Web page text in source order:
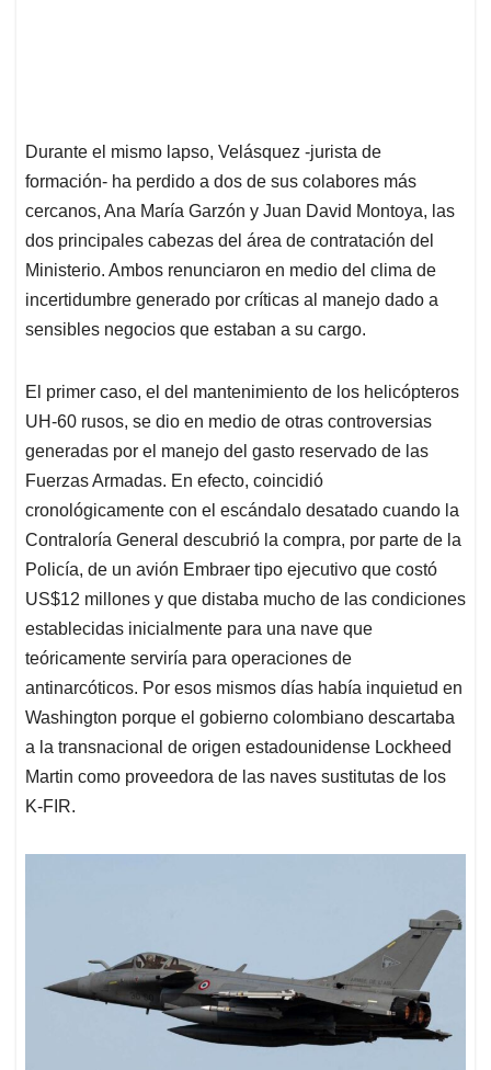
Durante el mismo lapso, Velásquez -jurista de
formación- ha perdido a dos de sus colabores más
cercanos, Ana María Garzón y Juan David Montoya, las
dos principales cabezas del área de contratación del
Ministerio. Ambos renunciaron en medio del clima de
incertidumbre generado por críticas al manejo dado a
sensibles negocios que estaban a su cargo.
El primer caso, el del mantenimiento de los helicópteros
UH-60 rusos, se dio en medio de otras controversias
generadas por el manejo del gasto reservado de las
Fuerzas Armadas. En efecto, coincidió
cronológicamente con el escándalo desatado cuando la
Contraloría General descubrió la compra, por parte de la
Policía, de un avión Embraer tipo ejecutivo que costó
US$12 millones y que distaba mucho de las condiciones
establecidas inicialmente para una nave que
teóricamente serviría para operaciones de
antinarcóticos. Por esos mismos días había inquietud en
Washington porque el gobierno colombiano descartaba
a la transnacional de origen estadounidense Lockheed
Martin como proveedora de las naves sustitutas de los
K-FIR.